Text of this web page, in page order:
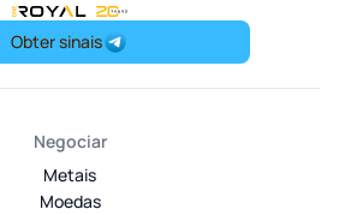
OneRoyal Home
Obter sinais
Negociar
Metais
Moedas